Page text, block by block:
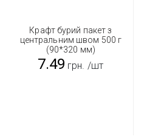
Крафт бурий пакет з
центральним швом 500 г
(90*320 мм)
7.49 грн. /шт